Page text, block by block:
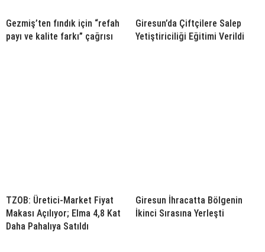
Gezmiş’ten fındık için “refah
payı ve kalite farkı” çağrısı
Giresun’da Çiftçilere Salep
Yetiştiriciliği Eğitimi Verildi
TZOB: Üretici-Market Fiyat
Makası Açılıyor; Elma 4,8 Kat
Daha Pahalıya Satıldı
Giresun İhracatta Bölgenin
İkinci Sırasına Yerleşti